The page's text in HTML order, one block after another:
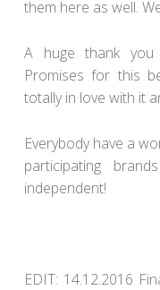
them here as well.
A huge thank
Promises for this
totally in love with it
Everybody have a
participating
independent!
EDIT: 14.12.2016